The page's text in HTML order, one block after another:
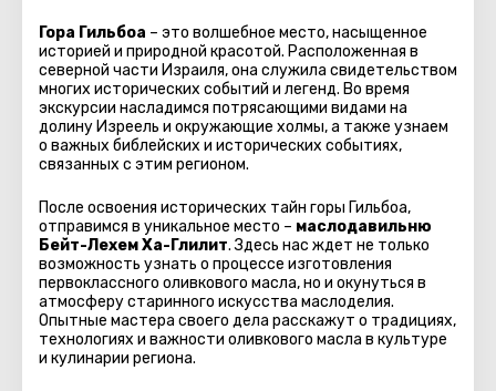
Гора Гильбоа – это волшебное место, насыщенное
историей и природной красотой. Расположенная в
северной части Израиля, она служила свидетельством
многих исторических событий и легенд. Во время
экскурсии насладимся потрясающими видами на
долину Изреель и окружающие холмы, а также узнаем
о важных библейских и исторических событиях,
связанных с этим регионом.
После освоения исторических тайн горы Гильбоа,
отправимся в уникальное место – маслодавильню
Бейт-Лехем Ха-Глилит. Здесь нас ждет не только
возможность узнать о процессе изготовления
первоклассного оливкового масла, но и окунуться в
атмосферу старинного искусства маслоделия.
Опытные мастера своего дела расскажут о традициях,
технологиях и важности оливкового масла в культуре
и кулинарии региона.